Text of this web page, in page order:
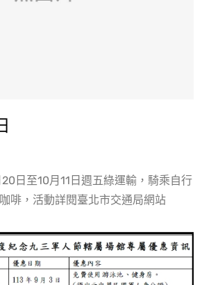
日至10月11日週五綠運輸，騎乘自行
啡，活動詳閱臺北市交通局網站